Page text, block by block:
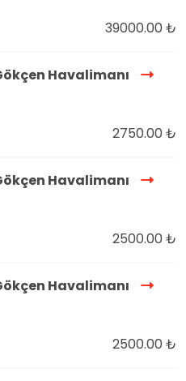
39000.00 ₺
Havalimanı
2750.00 ₺
Havalimanı
2500.00 ₺
Havalimanı
2500.00 ₺